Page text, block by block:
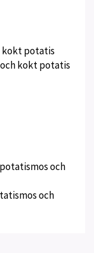
kokt potatis
kokt potatis
och
och